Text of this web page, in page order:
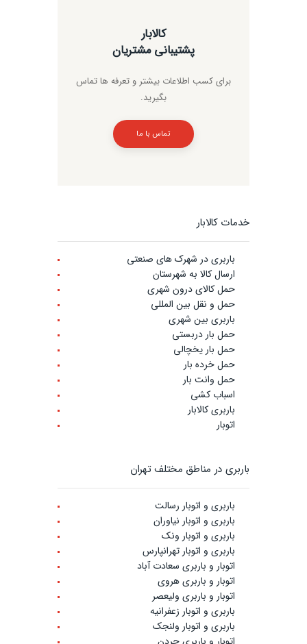
کالابار
پشتیبانی مشتریان
برای کسب اطلاعات بیشتر و تعرفه ها تماس
بگیرید.
تماس با ما
خدمات کالابار
باربری در شهرک های صنعتی
ارسال کالا به شهرستان
حمل کالای درون شهری
حمل و نقل بین المللی
باربری بین شهری
حمل بار دربستی
حمل بار یخچالی
حمل خرده بار
حمل وانت بار
اسباب کشی
باربری کالابار
اتوبار
باربری در مناطق مختلف تهران
باربری و اتوبار رسالت
باربری و اتوبار نیاوران
باربری و اتوبار ونک
باربری و اتوبار تهرانپارس
اتوبار و باربری سعادت آباد
اتوبار و باربری هروی
اتوبار و باربری ولیعصر
باربری و اتوبار زعفرانیه
باربری و اتوبار ولنجک